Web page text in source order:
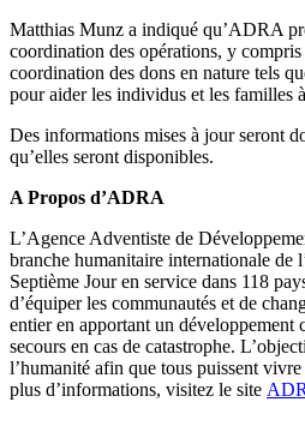
Matthias Munz a indiqué qu’ADRA
coordination des opérations, y
coordination des dons en nature tels
pour aider les individus et les familles
Des informations mises à jour seront
qu’elles seront disponibles.
A Propos d’ADRA
L’Agence Adventiste de
branche humanitaire internationale de
Septième Jour en service dans 118
d’équiper les communautés et de
entier en apportant un développement
secours en cas de catastrophe.
l’humanité afin que tous puissent
plus d’informations, visitez le site